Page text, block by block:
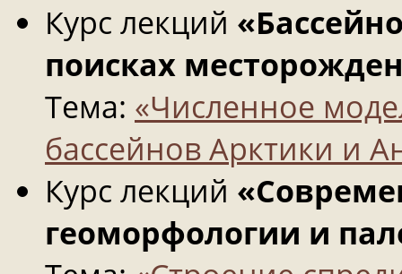
Курс лекций
поисках
Тема: «Численное
бассейнов Арктики и
Курс лекций
геоморфологии и